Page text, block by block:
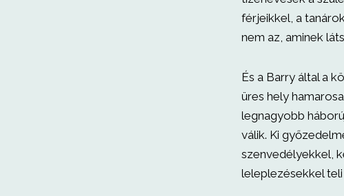
férjeikkel, a
nem az, aminek
És a Barry által a
üres hely
legnagyobb
válik. Ki
szenvedélyekkel,
leleplezésekkel